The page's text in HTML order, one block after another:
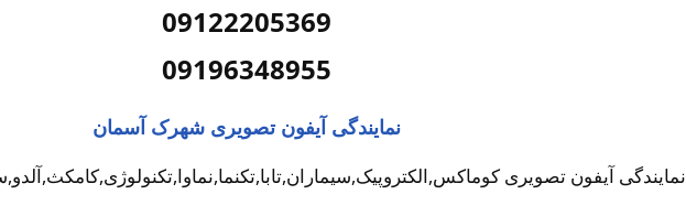
09122205369
09196348955
نمایندگی آیفون تصویری شهرک آسمان
نمایندگی آیفون تصویری